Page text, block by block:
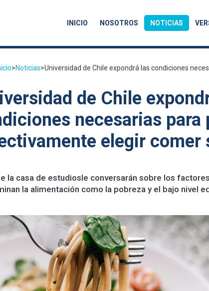
INICIO NOSOTROS NOTICIAS
>Noticias>Universidad de Chile expondrá las condiciones
de Chile
necesarias para
elegir comer
la casa de estudiosle conversarán sobre los
la alimentación como la pobreza y el bajo nivel